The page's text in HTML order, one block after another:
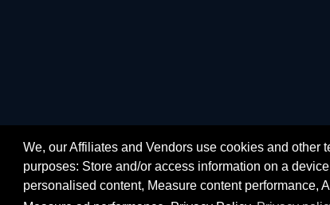
We, our Affiliates and Vendors use cookies and
purposes: Store and/or access information on a
personalised content, Measure content performance,